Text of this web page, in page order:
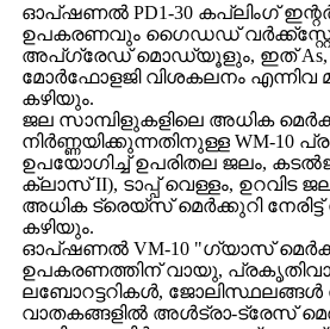
ഓപ്ഷണൽ PD1-30 കപ്ലിംഗ്
ഉപകരണവും ഗൈഡഡ്
അപ്‌ഗ്രേഡ് മൊഡ്യൂളും, ഇത് As,
മോർഫോളജി വിശകലനം എന്നിവ
കഴിയും.
ജല സാമ്പിളുകളിലെ അധിക
നിർണ്ണയിക്കുന്നതിനുള്ള WM-10
ഉപയോഗിച്ച് ഉപരിതല ജലം,
ക്ലാസ് II), ടാപ്പ് വെള്ളം, ഉറവിട
അധിക ട്രെയ്സ് മെർക്കുറി നേരിട്ട്
കഴിയും.
ഓപ്ഷണൽ VM-10 "ഗ്യാസ്
ഉപകരണത്തിന് വായു,
ലബോറട്ടറികൾ, ജോലിസ്ഥലങ്ങൾ
വാതകങ്ങളിൽ അൾട്രാ-ട്രേസ്